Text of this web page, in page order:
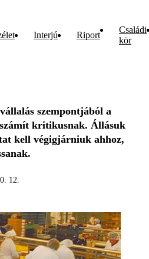
Interjú Riport
Családi
kör
szempontjából a
kritikusnak. Állásuk
kell végigjárniuk ahhoz,
12.